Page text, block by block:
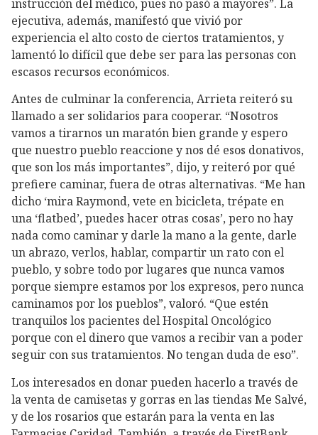
instrucción del médico, pues no pasó a mayores”. La
ejecutiva, además, manifestó que vivió por
experiencia el alto costo de ciertos tratamientos, y
lamentó lo difícil que debe ser para las personas con
escasos recursos económicos.
Antes de culminar la conferencia, Arrieta reiteró su
llamado a ser solidarios para cooperar. “Nosotros
vamos a tirarnos un maratón bien grande y espero
que nuestro pueblo reaccione y nos dé esos donativos,
que son los más importantes”, dijo, y reiteró por qué
prefiere caminar, fuera de otras alternativas. “Me han
dicho ‘mira Raymond, vete en bicicleta, trépate en
una ‘flatbed’, puedes hacer otras cosas’, pero no hay
nada como caminar y darle la mano a la gente, darle
un abrazo, verlos, hablar, compartir un rato con el
pueblo, y sobre todo por lugares que nunca vamos
porque siempre estamos por los expresos, pero nunca
caminamos por los pueblos”, valoró. “Que estén
tranquilos los pacientes del Hospital Oncológico
porque con el dinero que vamos a recibir van a poder
seguir con sus tratamientos. No tengan duda de eso”.
Los interesados en donar pueden hacerlo a través de
la venta de camisetas y gorras en las tiendas Me Salvé,
y de los rosarios que estarán para la venta en las